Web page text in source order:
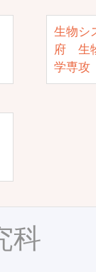
生物シ
府 生
学専攻
科